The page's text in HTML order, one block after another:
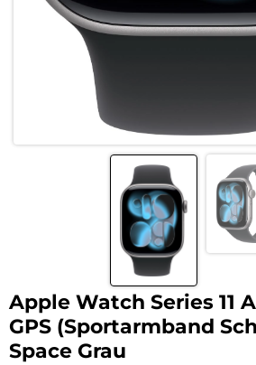
Apple Watch Series 11
GPS (Sportarmband
Space Grau